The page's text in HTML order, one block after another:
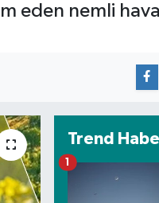
eden nemli
Trend
1